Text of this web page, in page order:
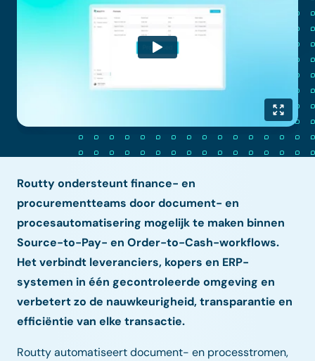
Routty ondersteunt finance- en
procurementteams door document- en
procesautomatisering mogelijk te maken binnen
Source-to-Pay- en Order-to-Cash-workflows.
Het verbindt leveranciers, kopers en ERP-
systemen in één gecontroleerde omgeving en
verbetert zo de nauwkeurigheid, transparantie en
efficiëntie van elke transactie.
Routty automatiseert document- en processtromen,